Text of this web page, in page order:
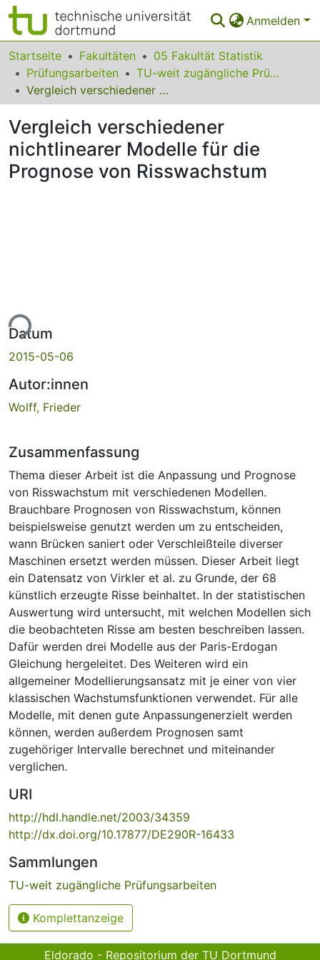
Anmelden
Bereiche & Sammlungen
Das gesamte Repositorium
FAQ
Leitlinien
Startseite Fakultäten
05 Fakultät Statistik
Prüfungsarbeiten
TU-weit zugängliche Prüfungsarbeiten
Vergleich verschiedener nichtlinearer Modelle für die Prognose von Risswachstum
Vergleich verschiedener
nichtlinearer Modelle für die
Prognose von Risswachstum
Datum
2015-05-06
Autor:innen
Wolff, Frieder
Zusammenfassung
Thema dieser Arbeit ist die Anpassung und Prognose
von Risswachstum mit verschiedenen Modellen.
Brauchbare Prognosen von Risswachstum, können
beispielsweise genutzt werden um zu entscheiden,
wann Brücken saniert oder Verschleißteile diverser
Maschinen ersetzt werden müssen. Dieser Arbeit liegt
ein Datensatz von Virkler et al. zu Grunde, der 68
künstlich erzeugte Risse beinhaltet. In der statistischen
Auswertung wird untersucht, mit welchen Modellen sich
die beobachteten Risse am besten beschreiben lassen.
Dafür werden drei Modelle aus der Paris-Erdogan
Gleichung hergeleitet. Des Weiteren wird ein
allgemeiner Modellierungsansatz mit je einer von vier
klassischen Wachstumsfunktionen verwendet. Für alle
Modelle, mit denen gute Anpassungenerzielt werden
können, werden außerdem Prognosen samt
zugehöriger Intervalle berechnet und miteinander
verglichen.
URI
http://hdl.handle.net/2003/34359
http://dx.doi.org/10.17877/DE290R-16433
Sammlungen
TU-weit zugängliche Prüfungsarbeiten
Komplettanzeige
Eldorado - Repositorium der TU Dortmund